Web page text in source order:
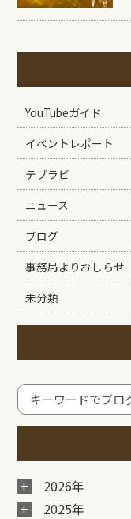
YouTubeガイド
イベントレポート
テブラビ
ニュース
ブログ
事務局よりおしらせ
未分類
2026年
2025年